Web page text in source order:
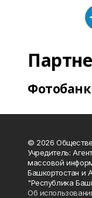
© 2026
Учредитель:
массовой
Башкортостан и
"Республика
Об